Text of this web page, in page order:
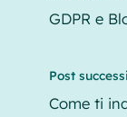
GDPR e
Post
Come ti